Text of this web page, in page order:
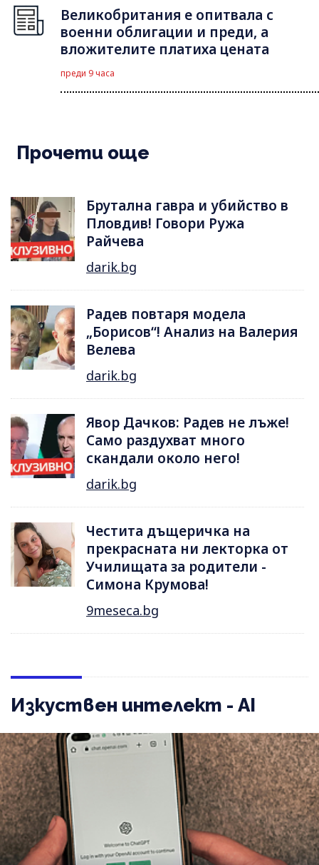
Великобритания е опитвала с
военни облигации и преди, а
вложителите платиха цената
преди 9 часа
Прочети още
Брутална гавра и убийство в
Пловдив! Говори Ружа
Райчева
darik.bg
Радев повтаря модела
„Борисов“! Анализ на Валерия
Велева
darik.bg
Явор Дачков: Радев не лъже!
Само раздухват много
скандали около него!
darik.bg
Честита дъщеричка на
прекрасната ни лекторка от
Училищата за родители -
Симона Крумова!
9meseca.bg
Изкуствен интелект - AI